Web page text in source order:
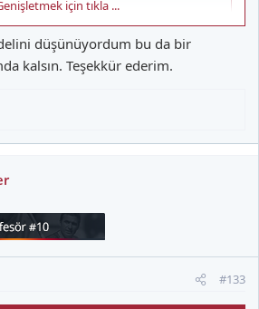
yolda sallamıyor. Buzlanma olmadıkça
tutar.
için tıkla ...
düşünüyordum bu da bir
kalsın. Teşekkür ederim.
#133